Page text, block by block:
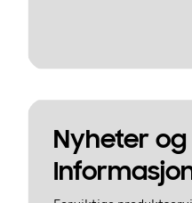
Nyheter